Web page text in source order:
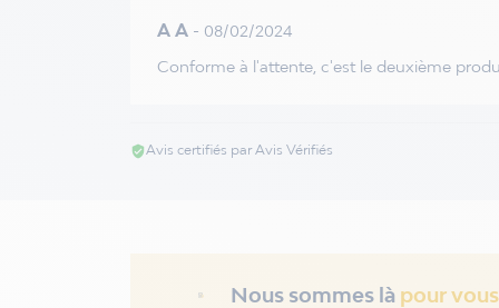
A A - 08/02/2024
Conforme à l'attente, c'est le deuxième
verified_userAvis certifiés par Avis Vérifiés
Nous sommes là pour vous